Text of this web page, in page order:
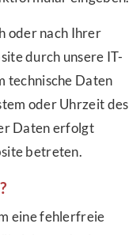
oder nach Ihrer
durch unsere IT-
technische Daten
oder Uhrzeit des
Daten erfolgt
betreten.
eine fehlerfreie